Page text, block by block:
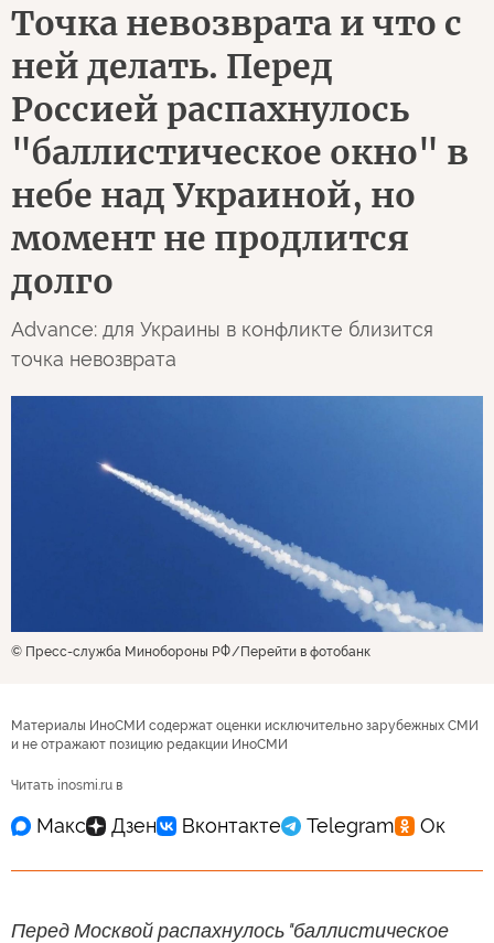
Точка невозврата и что с
ней делать. Перед
Россией распахнулось
"баллистическое окно" в
небе над Украиной, но
момент не продлится
долго
Advance: для Украины в конфликте близится
точка невозврата
© Пресс-служба Минобороны РФ Перейти в фотобанк
Материалы ИноСМИ содержат оценки исключительно зарубежных СМИ
и не отражают позицию редакции ИноСМИ
Читать inosmi.ru в
Перед Москвой распахнулось "баллистическое